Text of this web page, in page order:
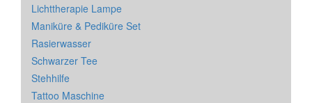
Lichttherapie Lampe
Maniküre & Pediküre Set
Rasierwasser
Schwarzer Tee
Stehhilfe
Tattoo Maschine